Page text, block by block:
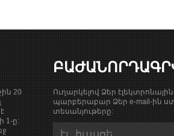
20
1-ը:
Ուղարկելով Ձեր
պարբերաբար Ձեր e-mail-ին
տեսանյութերը: